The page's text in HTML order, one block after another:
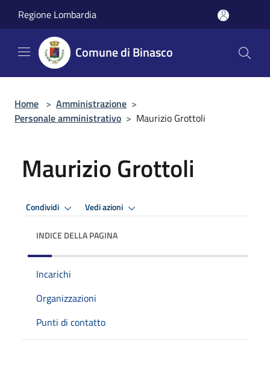
Regione Lombardia
Comune di Binasco
Home > Amministrazione >
Personale amministrativo > Maurizio Grottoli
Maurizio Grottoli
Condividi Vedi azioni
INDICE DELLA PAGINA
Incarichi
Organizzazioni
Punti di contatto